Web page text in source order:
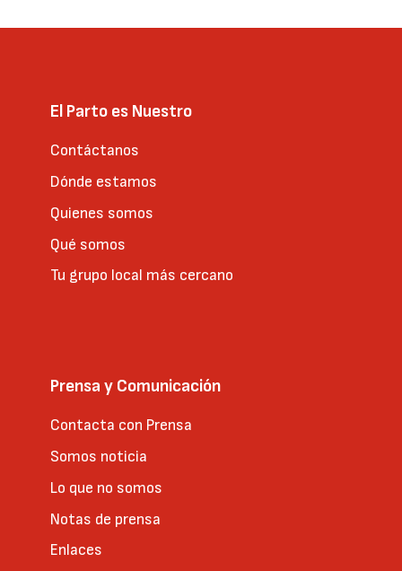
El Parto es Nuestro
Contáctanos
Dónde estamos
Quienes somos
Qué somos
Tu grupo local más cercano
Prensa y Comunicación
Contacta con Prensa
Somos noticia
Lo que no somos
Notas de prensa
Enlaces